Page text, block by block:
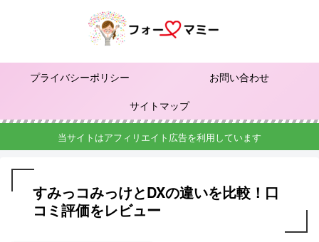
プライバシーポリシー
お問い合わせ
サイトマップ
当サイトはアフィリエイト広告を利用しています
すみっコみっけとDXの違いを比較！口
コミ評価をレビュー